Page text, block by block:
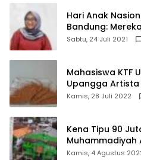
Hari Anak
Bandung:
Bangsa
Sabtu, 24 Juli 2021
Mahasiswa KTF
Upangga Artista
Karyanya
Kamis, 28 Juli 2022
Kena Tipu 90
Muhammadiyah
ke Solo
Kamis, 4 Agustus